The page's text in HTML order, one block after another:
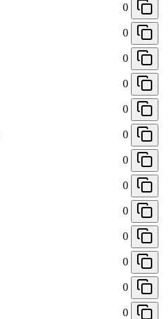
0
0
0
0
0
0
0
0
0
0
0
0
0